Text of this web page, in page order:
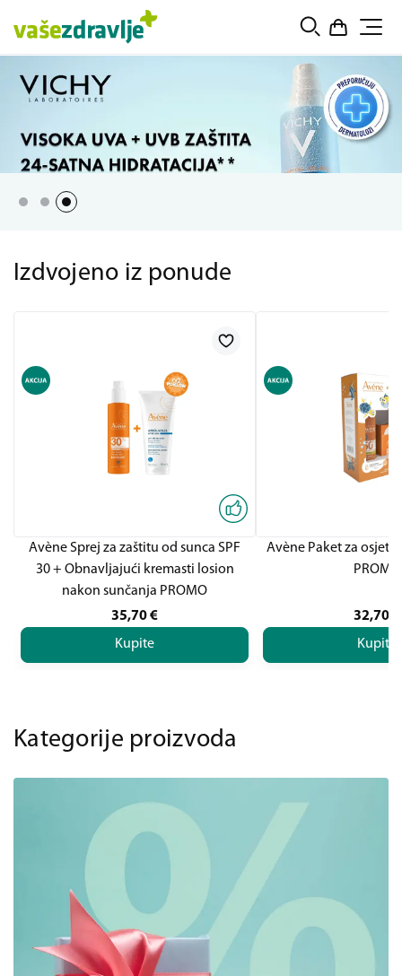
Izdvojeno iz ponude
Avène Sprej za zaštitu od sunca SPF
30 + Obnavljajući kremasti losion
nakon sunčanja PROMO
35,70€
Kupite
Avène Paket za
PROMO
32,70
Kupite
Kategorije proizvoda